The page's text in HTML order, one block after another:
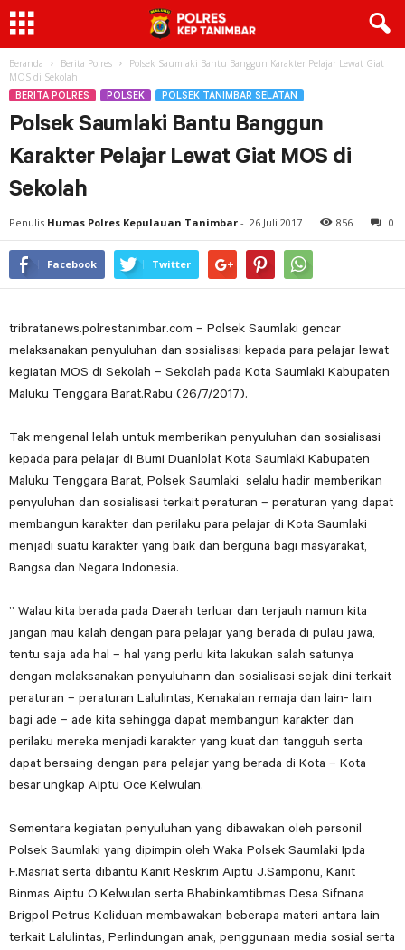
Beranda Berita Polres
Polsek Saumlaki Bantu Banggun Karakter Pelajar Lewat Giat
MOS di Sekolah
BERITA POLRES POLSEK POLSEK TANIMBAR SELATAN
Polsek Saumlaki Bantu Banggun
Karakter Pelajar Lewat Giat MOS di
Sekolah
Penulis Humas Polres Kepulauan Tanimbar - 26 Juli 2017 856 0
Facebook Twitter
tribratanews.polrestanimbar.com – Polsek Saumlaki gencar
melaksanakan penyuluhan dan sosialisasi kepada para pelajar lewat
kegiatan MOS di Sekolah – Sekolah pada Kota Saumlaki Kabupaten
Maluku Tenggara Barat.Rabu (26/7/2017).
Tak mengenal lelah untuk memberikan penyuluhan dan sosialisasi
kepada para pelajar di Bumi Duanlolat Kota Saumlaki Kabupaten
Maluku Tenggara Barat, Polsek Saumlaki selalu hadir memberikan
penyuluhan dan sosialisasi terkait peraturan – peraturan yang dapat
membangun karakter dan perilaku para pelajar di Kota Saumlaki
menjadi suatu karakter yang baik dan berguna bagi masyarakat,
Bangsa dan Negara Indonesia.
” Walau kita berada pada Daerah terluar dan terjauh namun kita
jangan mau kalah dengan para pelajar yang berada di pulau jawa,
tentu saja ada hal – hal yang perlu kita lakukan salah satunya
dengan melaksanakan penyuluhann dan sosialisasi sejak dini terkait
peraturan – peraturan Lalulintas, Kenakalan remaja dan lain- lain
bagi ade – ade kita sehingga dapat membangun karakter dan
perilaku mereka menjadi karakter yang kuat dan tangguh serta
dapat bersaing dengan para pelajar yang berada di Kota – Kota
besar.ungkap Aiptu Oce Kelwulan.
Sementara kegiatan penyuluhan yang dibawakan oleh personil
Polsek Saumlaki yang dipimpin oleh Waka Polsek Saumlaki Ipda
F.Masriat serta dibantu Kanit Reskrim Aiptu J.Samponu, Kanit
Binmas Aiptu O.Kelwulan serta Bhabinkamtibmas Desa Sifnana
Brigpol Petrus Keliduan membawakan beberapa materi antara lain
terkait Lalulintas, Perlindungan anak, penggunaan media sosial serta